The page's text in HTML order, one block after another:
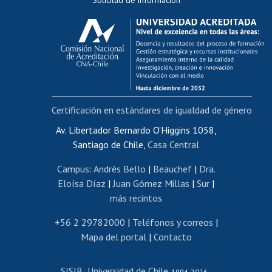
Calificación académica
Postulación al AUCAI
Funcionarias/os
Cursos internos de capacitación
Bienestar del personal
Portal de movilidad interna
Certificado de renta
Certificado de renta honorarios
Editar páginas blancas
Extranjeras/os
Revalidación y reconocimiento de títulos
Postulación al Programa de Movilidad Estudiantil
Av. Libertador Bernardo O'Higgins 1058,
Santiago de Chile, Casa Central
Campus: Andrés Bello | Beauchef| Dra.
Eloísa Díaz | Juan Gómez Millas | Sur |
más recintos
+56 2 29782000 | Teléfonos y correos |
Mapa del portal| Contacto
Certificación en estándares de igualdad de género